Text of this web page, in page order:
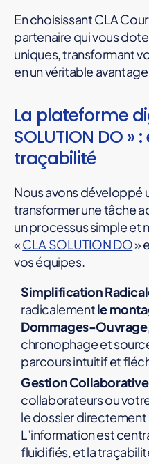
En choisissant CLA
partenaire qui vous
uniques, transformant
en un véritable
La plateforme
SOLUTION DO
traçabilité
Nous avons développé
transformer une tâche
un processus simple et
«CLA SOLUTION DO»
vos équipes.
Simplification
radicalementle
Dommages-Ouvrage
chronophage et
parcours intuitif et
Gestion
collaborateurs ou
le dossier directement
L’information est
fluidifiés, et la